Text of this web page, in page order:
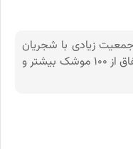
زیادی با شجریان
«ای ایران» می خواندند، پژواک این اتفاق از ۱۰۰ موشک بیشتر و